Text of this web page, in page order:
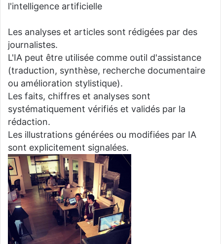
l'intelligence artificielle
Les analyses et articles sont rédigées par des
journalistes.
L'IA peut être utilisée comme outil d'assistance
(traduction, synthèse, recherche documentaire
ou amélioration stylistique).
Les faits, chiffres et analyses sont
systématiquement vérifiés et validés par la
rédaction.
Les illustrations générées ou modifiées par IA
sont explicitement signalées.